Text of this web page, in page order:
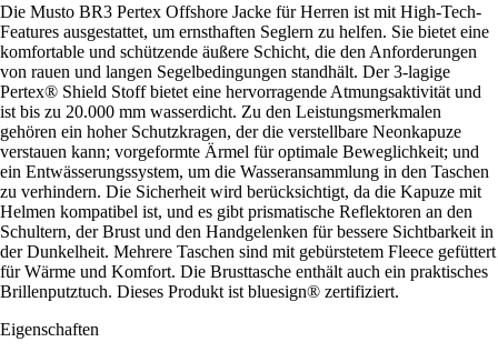
Die Musto BR3 Pertex Offshore Jacke für Herren ist mit High-Tech-
Features ausgestattet, um ernsthaften Seglern zu helfen. Sie bietet eine
komfortable und schützende äußere Schicht, die den Anforderungen
von rauen und langen Segelbedingungen standhält. Der 3-lagige
Pertex® Shield Stoff bietet eine hervorragende Atmungsaktivität und
ist bis zu 20.000 mm wasserdicht. Zu den Leistungsmerkmalen
gehören ein hoher Schutzkragen, der die verstellbare Neonkapuze
verstauen kann; vorgeformte Ärmel für optimale Beweglichkeit; und
ein Entwässerungssystem, um die Wasseransammlung in den Taschen
zu verhindern. Die Sicherheit wird berücksichtigt, da die Kapuze mit
Helmen kompatibel ist, und es gibt prismatische Reflektoren an den
Schultern, der Brust und den Handgelenken für bessere Sichtbarkeit in
der Dunkelheit. Mehrere Taschen sind mit gebürstetem Fleece gefüttert
für Wärme und Komfort. Die Brusttasche enthält auch ein praktisches
Brillenputztuch. Dieses Produkt ist bluesign® zertifiziert.
Eigenschaften